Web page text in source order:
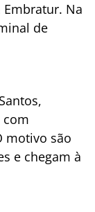
Embratur. Na
de
com
motivo são
e chegam à